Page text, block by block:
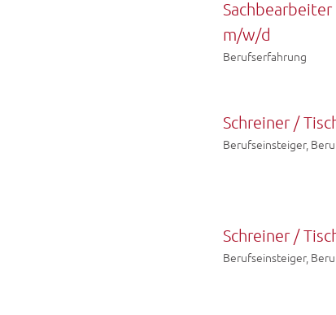
m/w/d
Berufserfahrung
Schreiner /
Berufseinsteiger,
Schreiner /
Berufseinsteiger,